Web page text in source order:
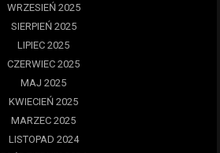
WRZESIEŃ 2025
SIERPIEŃ 2025
LIPIEC 2025
CZERWIEC 2025
MAJ 2025
KWIECIEŃ 2025
MARZEC 2025
LISTOPAD 2024